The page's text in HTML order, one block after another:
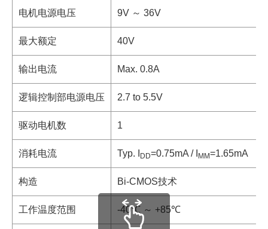
电机电源电压 9V ～ 36V
最大额定 40V
输出电流 Max. 0.8A
逻辑控制部电源电压 2.7 to 5.5V
驱动电机数 1
消耗电流 Typ. I DD=0.75mA / I MM=1.65mA
构造 Bi-CMOS技术
工作温度范围 -40℃ ～ +85℃